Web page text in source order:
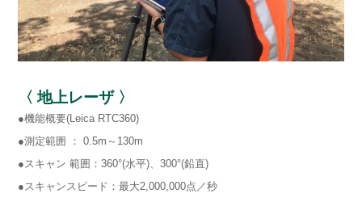
〈 地上レーザ 〉
●機能概要(Leica RTC360)
●測定範囲 ： 0.5m～130m
●スキャン 範囲：360°(水平)、300°(鉛直)
●スキャンスピード：最大2,000,000点／秒